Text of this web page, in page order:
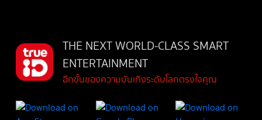
THE NEXT WORLD-CLASS SMART
ENTERTAINMENT
อีกขั้นของความบันเทิงระดับโลกตรงใจคุณ